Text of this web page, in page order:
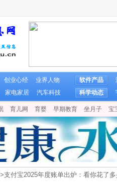
创业心经
业界人物
家电家居 汽车科技
软件产品
科学动态
育儿网 育婴 早期教育 坐月子 宝
>支付宝2025年度账单出炉：看你花了